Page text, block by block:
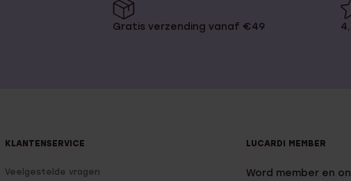
Gratis verzending vanaf €49
KLANTENSERVICE
Veelgestelde vragen
LUCARDI MEMBER
Word member en